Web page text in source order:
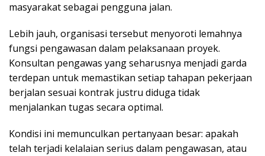
masyarakat sebagai pengguna jalan.
Lebih jauh, organisasi tersebut menyoroti lemahnya
fungsi pengawasan dalam pelaksanaan proyek.
Konsultan pengawas yang seharusnya menjadi garda
terdepan untuk memastikan setiap tahapan pekerjaan
berjalan sesuai kontrak justru diduga tidak
menjalankan tugas secara optimal.
Kondisi ini memunculkan pertanyaan besar: apakah
telah terjadi kelalaian serius dalam pengawasan, atau